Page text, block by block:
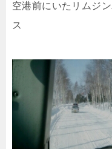
空港前にいたリムジ
ス